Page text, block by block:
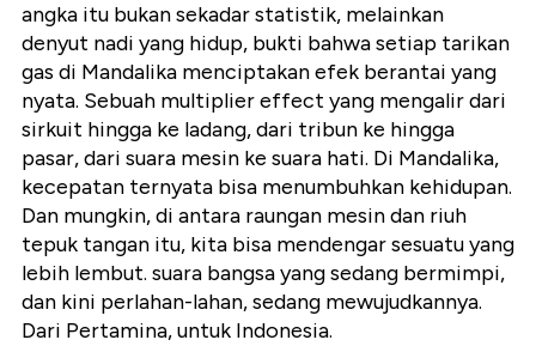
angka itu bukan sekadar statistik, melainkan
denyut nadi yang hidup, bukti bahwa setiap tarikan
gas di Mandalika menciptakan efek berantai yang
nyata. Sebuah multiplier effect yang mengalir dari
sirkuit hingga ke ladang, dari tribun ke hingga
pasar, dari suara mesin ke suara hati. Di Mandalika,
kecepatan ternyata bisa menumbuhkan kehidupan.
Dan mungkin, di antara raungan mesin dan riuh
tepuk tangan itu, kita bisa mendengar sesuatu yang
lebih lembut. suara bangsa yang sedang bermimpi,
dan kini perlahan-lahan, sedang mewujudkannya.
Dari Pertamina, untuk Indonesia.